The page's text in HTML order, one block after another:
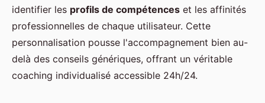
identifier les profils de compétences et les affinités
professionnelles de chaque utilisateur. Cette
personnalisation pousse l'accompagnement bien au-
delà des conseils génériques, offrant un véritable
coaching individualisé accessible 24h/24.